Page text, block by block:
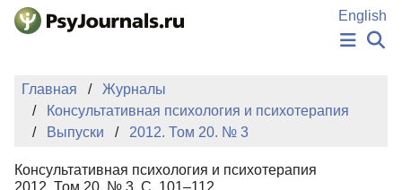
Перейти к основному содержанию
English
НОВОСТИ
АВТОРЫ
КЛЮЧЕВЫЕ СЛОВА
Главная
Журналы
Консультативная психология и психотерапия
Выпуски
2012. Том 20. № 3
Консультативная психология и психотерапия
2012. Том 20. № 3. С. 101–112